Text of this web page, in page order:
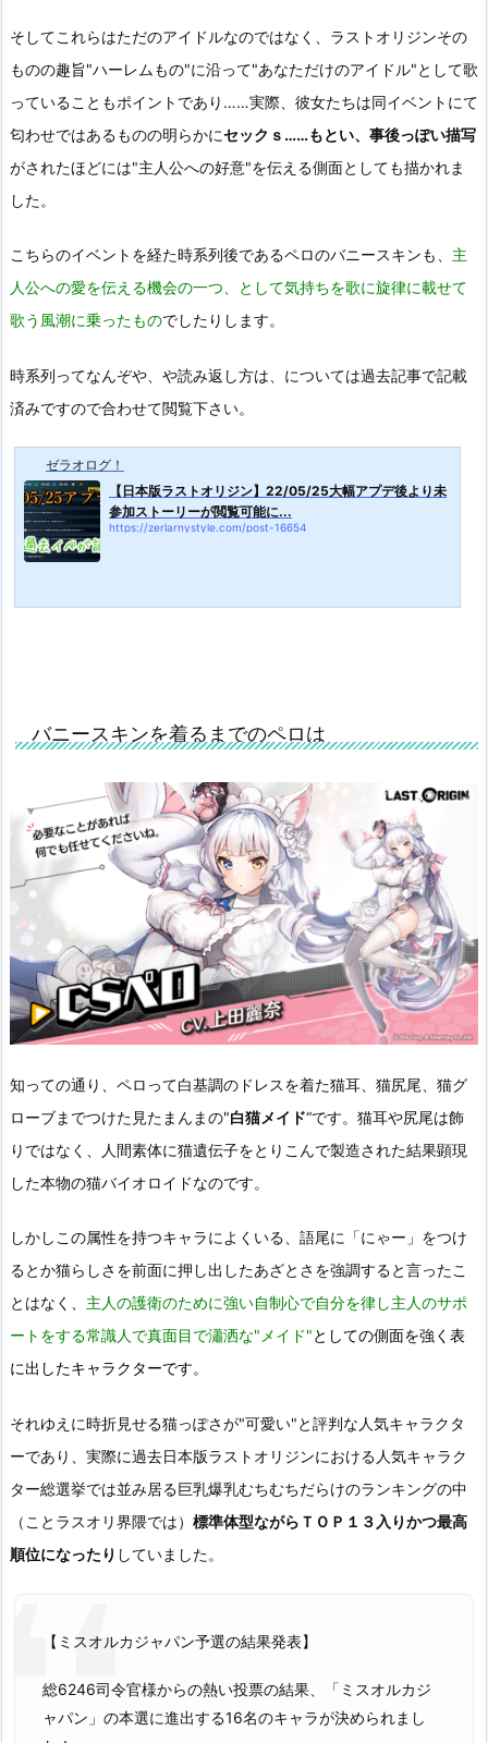
そしてこれらはただのアイドルなのではなく、ラストオリジンその
ものの趣旨"ハーレムもの"に沿って"あなただけのアイドル"として歌
っていることもポイントであり……実際、彼女たちは同イベントにて
匂わせではあるものの明らかにセックｓ……もとい、事後っぽい描写
がされたほどには"主人公への好意"を伝える側面としても描かれま
した。
こちらのイベントを経た時系列後であるペロのバニースキンも、 主
人公への愛を伝える機会の一つ、として気持ちを歌に旋律に載せて
歌う風潮に乗ったものでしたりします。
時系列ってなんぞや、や読み返し方は、については過去記事で記載
済みですので合わせて閲覧下さい。
ゼラオログ！
【日本版ラストオリジン】22/05/25大幅アプデ後より未
参加ストーリーが閲覧可能に...
https://zerlarnystyle.com/post-16654
バニースキンを着るまでのペロは
知っての通り、ペロって白基調のドレスを着た猫耳、猫尻尾、猫グ
ローブまでつけた見たまんまの"白猫メイド“です。猫耳や尻尾は飾
りではなく、人間素体に猫遺伝子をとりこんで製造された結果顕現
した本物の猫バイオロイドなのです。
しかしこの属性を持つキャラによくいる、語尾に「にゃー」をつけ
るとか猫らしさを前面に押し出したあざとさを強調すると言ったこ
とはなく、 主人の護衛のために強い自制心で自分を律し主人のサポ
ートをする常識人で真面目で瀟洒な"メイド"としての側面を強く表
に出したキャラクターです。
それゆえに時折見せる猫っぽさが"可愛い"と評判な人気キャラクタ
ーであり、実際に過去日本版ラストオリジンにおける人気キャラク
ター総選挙では並み居る巨乳爆乳むちむちだらけのランキングの中
（ことラスオリ界隈では） 標準体型ながらＴＯＰ１３入りかつ最高
順位になったり していました。
【ミスオルカジャパン予選の結果発表】
総6246司令官様からの熱い投票の結果、「ミスオルカジ
ャパン」の本選に進出する16名のキャラが決められまし